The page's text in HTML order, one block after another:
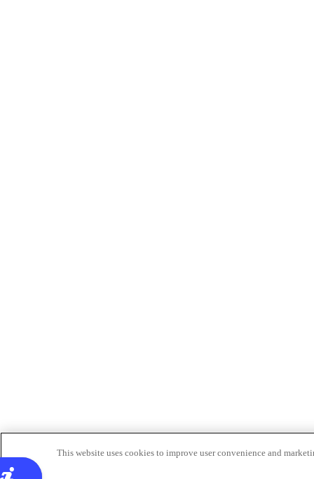
This website uses cookies to improve user convenience and